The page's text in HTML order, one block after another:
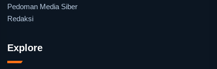
Pedoman Media Siber
Redaksi
Explore